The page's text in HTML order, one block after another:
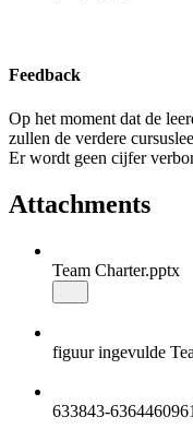
Feedback
Op het moment dat de
zullen de verdere
Er wordt geen cijfer
Attachments
Team Charter.pptx
figuur ingevulde
633843-